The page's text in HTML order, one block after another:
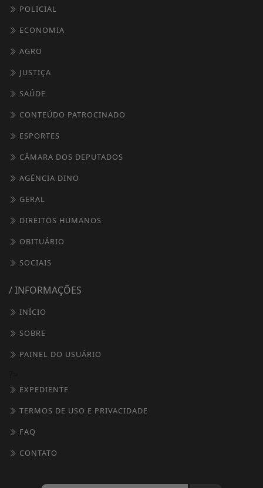
POLICIAL
ECONOMIA
AGRO
JUSTIÇA
SAÚDE
CONTEÚDO PATROCINADO
ESPORTES
CÂMARA DOS DEPUTADOS
AGÊNCIA DINO
GERAL
DIREITOS HUMANOS
OBITUÁRIO
SOCIAIS
/ INFORMAÇÕES
INÍCIO
SOBRE
PAINEL DO USUÁRIO
EXPEDIENTE
TERMOS DE USO E PRIVACIDADE
FAQ
CONTATO